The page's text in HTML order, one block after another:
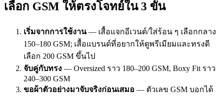
เลือก GSM ให้ตรงโจทย์ใน 3 ขั้น
เริ่มจากการใช้งาน— เสื้อแจกอีเวนต์/ใส่ร้อน ๆ เลือกกลาง
150–180 GSM; เสื้อแบรนด์ที่อยากให้ดูพรีเมียมและทรงดี
เลือก 200 GSM ขึ้นไป
จับคู่กับทรง — Oversized ราว 180–200 GSM, Boxy Fit ราว
240–300 GSM
ขอผ้าตัวอย่างมาจับจริงก่อนเสมอ — ตัวเลข GSM บอกได้